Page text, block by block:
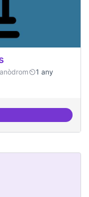
1 any
democràtiques